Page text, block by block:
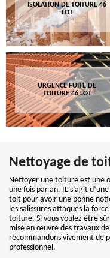
ISOLATION DE TOITURE 46
LOT
URGENCE FUITE DE
TOITURE 46 LOT
Nettoyage de
Nettoyer une toiture est une
une fois par an. IL s’agit
toit pour avoir une bonne
les salissures attaques la
toiture. Si vous voulez être
mise en œuvre des travaux
recommandons vivement de
professionnel.